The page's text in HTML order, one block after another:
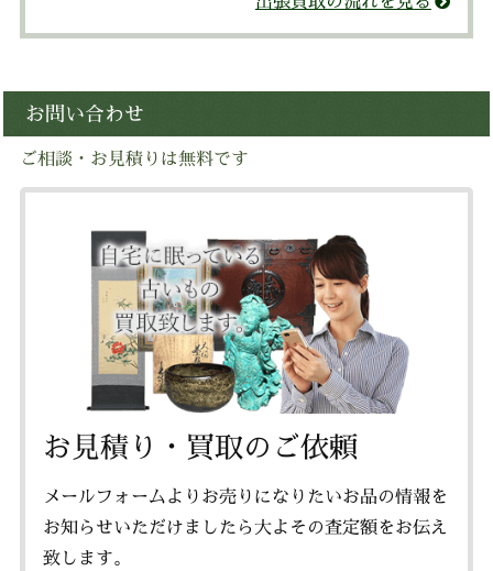
お問い合わせ
ご相談・お見積りは無料です
お見積り・買取のご依頼
メールフォームよりお売りになりたいお品の情報を
お知らせいただけましたら大よその査定額をお伝え
致します。